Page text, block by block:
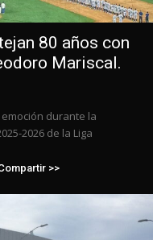
80 años con
Mariscal.
durante la
2026 de la Liga
>>